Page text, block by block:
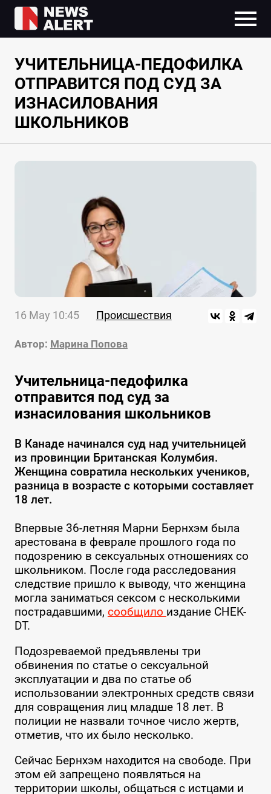
УЧИТЕЛЬНИЦА-ПЕДОФИЛКА
ОТПРАВИТСЯ ПОД СУД ЗА
ИЗНАСИЛОВАНИЯ
ШКОЛЬНИКОВ
16 May 10:45 Происшествия
Автор: Марина Попова
Учительница-педофилка
отправится под суд за
изнасилования школьников
В Канаде начинался суд над учительницей
из провинции Британская Колумбия.
Женщина совратила нескольких учеников,
разница в возрасте с которыми составляет
18 лет.
Впервые 36-летняя Марни Бернхэм была
арестована в феврале прошлого года по
подозрению в сексуальных отношениях со
школьником. После года расследования
следствие пришло к выводу, что женщина
могла заниматься сексом с несколькими
пострадавшими, сообщило издание CHEK-
DT.
Подозреваемой предъявлены три
обвинения по статье о сексуальной
эксплуатации и два по статье об
использовании электронных средств связи
для совращения лиц младше 18 лет. В
полиции не назвали точное число жертв,
отметив, что их было несколько.
Сейчас Бернхэм находится на свободе. При
этом ей запрещено появляться на
территории школы, общаться с истцами и